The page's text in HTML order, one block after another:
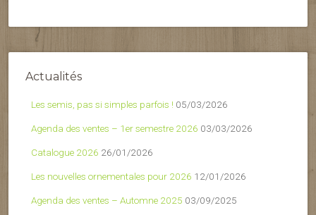
Actualités
Les semis, pas si simples parfois ! 05/03/2026
Agenda des ventes – 1er semestre 2026 03/03/2026
Catalogue 2026 26/01/2026
Les nouvelles ornementales pour 2026 12/01/2026
Agenda des ventes – Automne 2025 03/09/2025